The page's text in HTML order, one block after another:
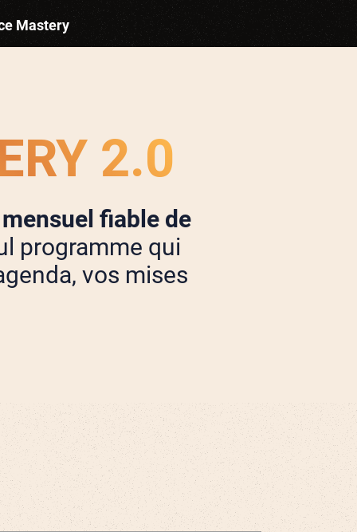
Mastery
2.0
fiable de
programme qui
vos mises